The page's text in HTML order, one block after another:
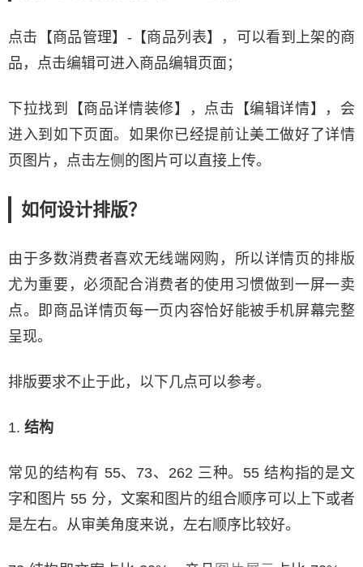
点击【商品管理】-【商品列表】，可以看到上架的商
品，点击编辑可进入商品编辑页面；
下拉找到【商品详情装修】，点击【编辑详情】，会
进入到如下页面。如果你已经提前让美工做好了详情
页图片，点击左侧的图片可以直接上传。
如何设计排版？
由于多数消费者喜欢无线端网购，所以详情页的排版
尤为重要，必须配合消费者的使用习惯做到一屏一卖
点。即商品详情页每一页内容恰好能被手机屏幕完整
呈现。
排版要求不止于此，以下几点可以参考。
1. 结构
常见的结构有 55、73、262 三种。55 结构指的是文
字和图片 55 分，文案和图片的组合顺序可以上下或者
是左右。从审美角度来说，左右顺序比较好。